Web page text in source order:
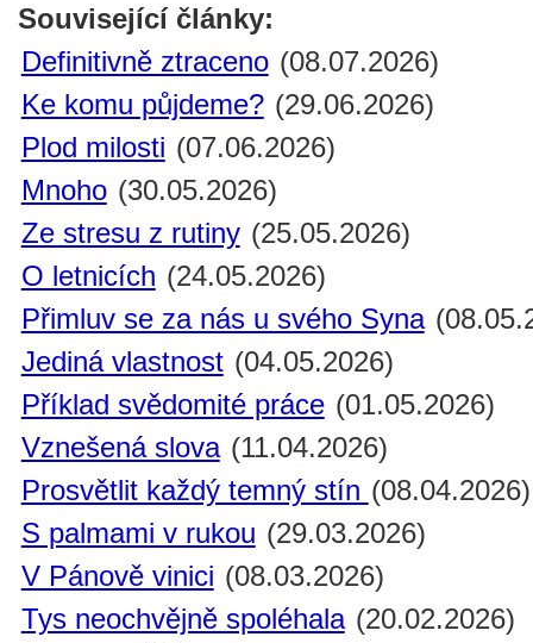
Související články:
Definitivně ztraceno (08.07.2026)
Ke komu půjdeme? (29.06.2026)
Plod milosti (07.06.2026)
Mnoho (30.05.2026)
Ze stresu z rutiny (25.05.2026)
O letnicích (24.05.2026)
Přimluv se za nás u svého Syna
Jediná vlastnost (04.05.2026)
Příklad svědomité práce (01.05.2026)
Vznešená slova (11.04.2026)
Prosvětlit každý temný stín (08.04.2026)
S palmami v rukou (29.03.2026)
V Pánově vinici (08.03.2026)
Tys neochvějně spoléhala (20.02.2026)